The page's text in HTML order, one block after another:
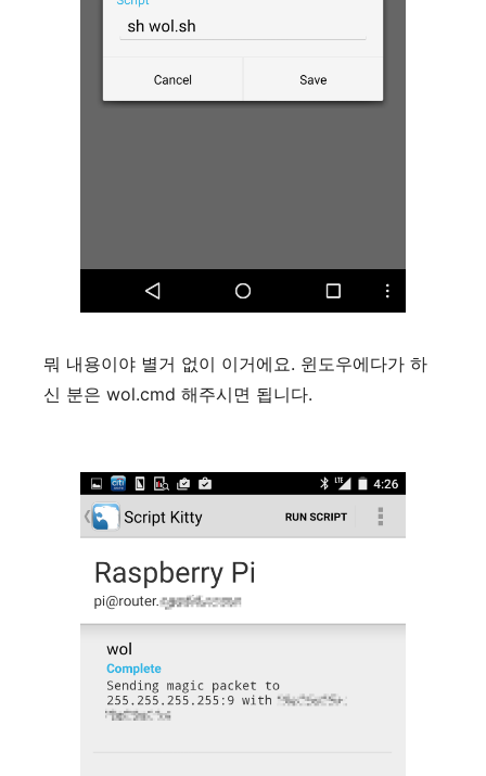
뭐 내용이야 별거 없이 이거에요. 윈도우에다가 하
신 분은 wol.cmd 해주시면 됩니다.